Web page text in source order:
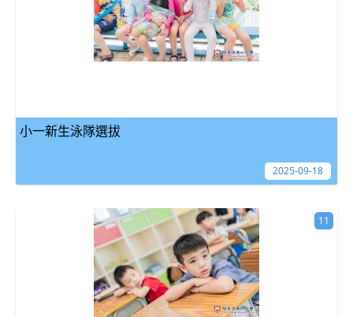
小一新生泳隊選拔
2025-09-18
11